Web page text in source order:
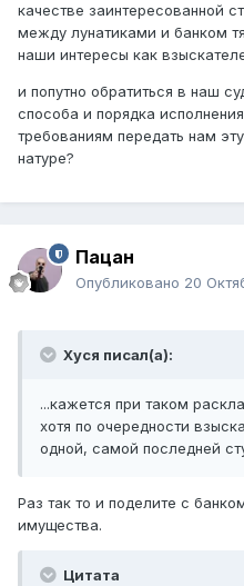
качестве заинтересованной
между лунатиками и банком
наши интересы как
и попутно обратиться в наш
способа и порядка
требованиям передать нам
натуре?
Пацан
Опубликовано 20
Хуся писал(а):
...кажется при таком
хотя по очередности
одной, самой последней
Раз так то и поделите с
имущества.
Цитата